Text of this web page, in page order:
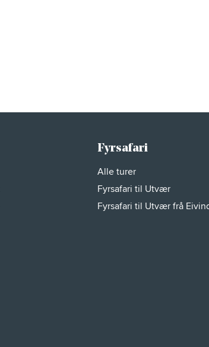
Fyrsafari
Alle turer
Fyrsafari til Utvær
Fyrsafari til Utvær frå